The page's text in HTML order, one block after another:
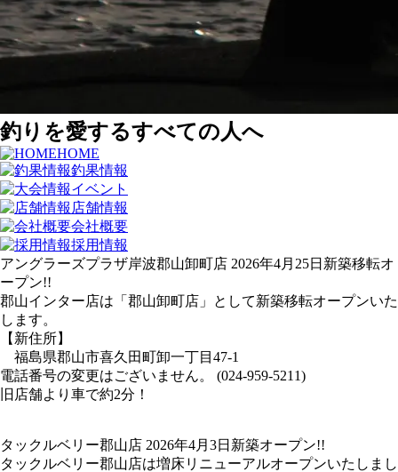
釣りを愛するすべての人へ
HOME
釣果情報
イベント
店舗情報
会社概要
採用情報
アングラーズプラザ岸波郡山卸町店 2026年4月25日 新築移転オ
ープン!!
郡山インター店は「郡山卸町店」として新築移転オープンいた
します。
【新住所】
福島県郡山市喜久田町卸一丁目47-1
電話番号の変更はございません。 (024-959-5211)
旧店舗より車で約2分！
タックルベリー郡山店 2026年4月3日 新築オープン!!
タックルベリー郡山店は増床リニューアルオープンいたしまし